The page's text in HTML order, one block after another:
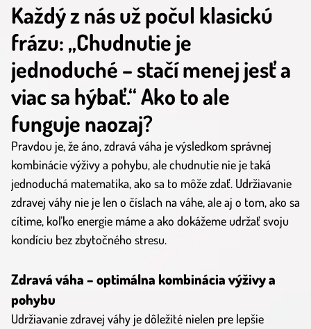
Každý z nás už počul klasickú
frázu: „Chudnutie je
jednoduché – stačí menej jesť a
viac sa hýbať.“ Ako to ale
funguje naozaj?
Pravdou je, že áno, zdravá váha je výsledkom správnej
kombinácie výživy a pohybu, ale chudnutie nie je taká
jednoduchá matematika, ako sa to môže zdať. Udržiavanie
zdravej váhy nie je len o číslach na váhe, ale aj o tom, ako sa
cítime, koľko energie máme a ako dokážeme udržať svoju
kondíciu bez zbytočného stresu.
Zdravá váha – optimálna kombinácia výživy a
pohybu
Udržiavanie zdravej váhy je dôležité nielen pre lepšie